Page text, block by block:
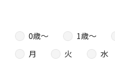
0歳〜 1歳〜
月 火 水